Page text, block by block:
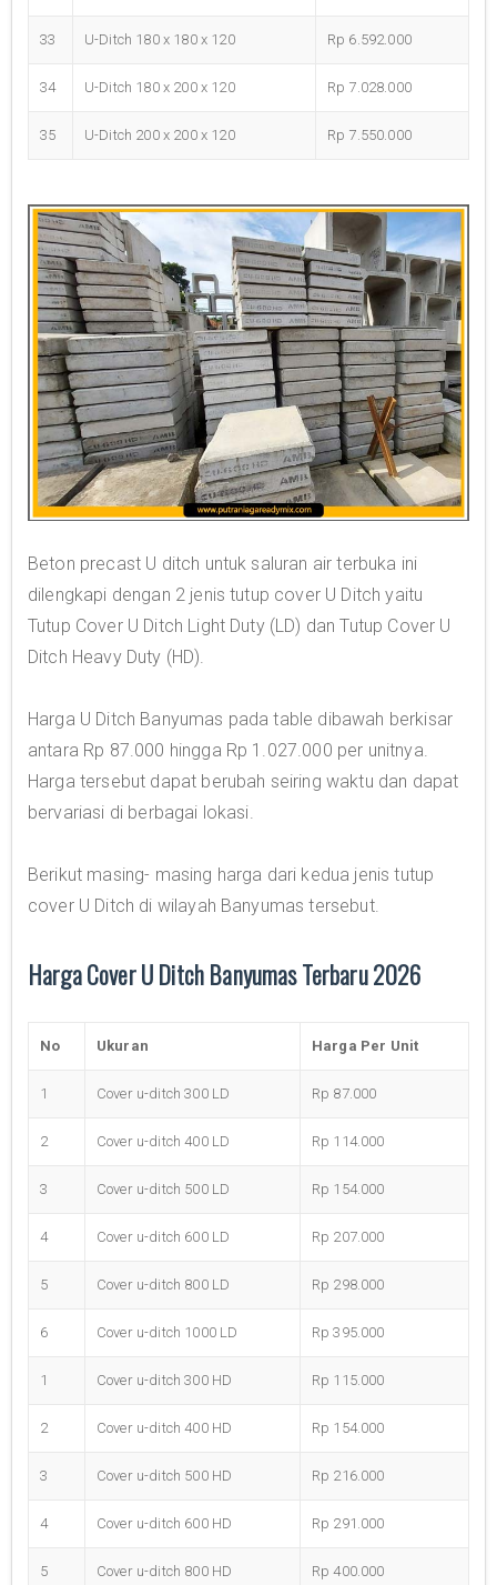
33 U-Ditch 180 x 180 x 120 Rp 6.592.000
34 U-Ditch 180 x 200 x 120 Rp 7.028.000
35 U-Ditch 200 x 200 x 120 Rp 7.550.000
Beton precast U ditch untuk saluran air terbuka ini
dilengkapi dengan 2 jenis tutup cover U Ditch yaitu
Tutup Cover U Ditch Light Duty (LD) dan Tutup Cover U
Ditch Heavy Duty (HD).
Harga U Ditch Banyumas pada table dibawah berkisar
antara Rp 87.000 hingga Rp 1.027.000 per unitnya.
Harga tersebut dapat berubah seiring waktu dan dapat
bervariasi di berbagai lokasi.
Berikut masing- masing harga dari kedua jenis tutup
cover U Ditch di wilayah Banyumas tersebut.
Harga Cover U Ditch Banyumas Terbaru 2026
No Ukuran Harga Per Unit
1 Cover u-ditch 300 LD Rp 87.000
2 Cover u-ditch 400 LD Rp 114.000
3 Cover u-ditch 500 LD Rp 154.000
4 Cover u-ditch 600 LD Rp 207.000
5 Cover u-ditch 800 LD Rp 298.000
6 Cover u-ditch 1000 LD Rp 395.000
1 Cover u-ditch 300 HD Rp 115.000
2 Cover u-ditch 400 HD Rp 154.000
3 Cover u-ditch 500 HD Rp 216.000
4 Cover u-ditch 600 HD Rp 291.000
5 Cover u-ditch 800 HD Rp 400.000